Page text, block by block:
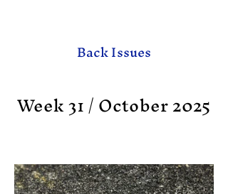
Back Issues
Week 31 / October 2025